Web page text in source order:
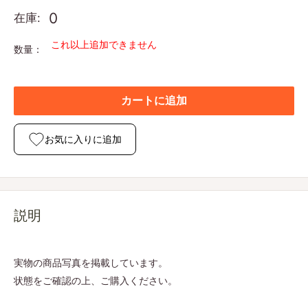
在庫: 0
数量： これ以上追加できません
カートに追加
お気に入りに追加
説明
実物の商品写真を掲載しています。
状態をご確認の上、ご購入ください。